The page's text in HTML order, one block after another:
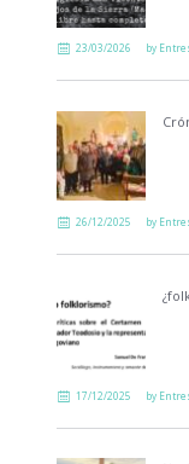
23/03/2026 by
26/12/2025 by
17/12/2025 by